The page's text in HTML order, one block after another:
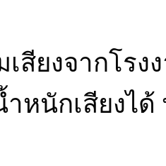
สียงจากโรง
หนักเสียงได้